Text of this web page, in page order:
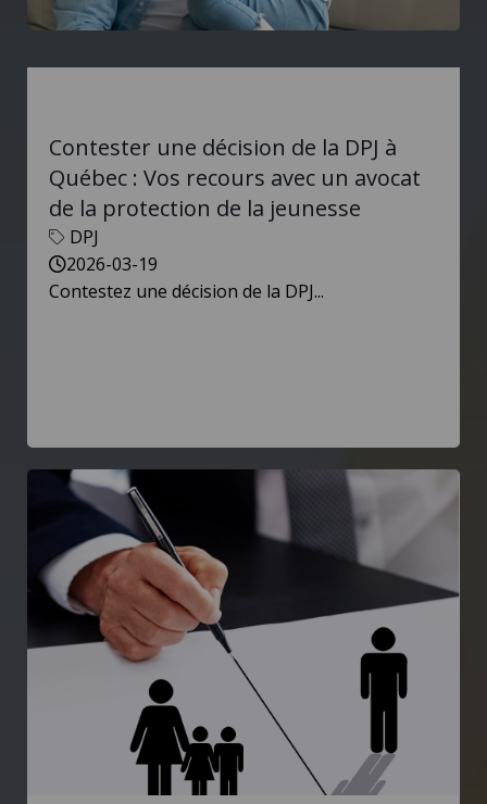
Contester une décision de la DPJ à
Québec : Vos recours avec un avocat
de la protection de la jeunesse
DPJ
2026-03-19
Contestez une décision de la DPJ...